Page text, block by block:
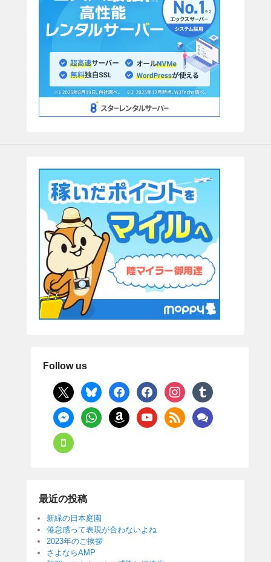
Follow us
x bluesky facebookfacebookinstagramtumblr
messengerwhatsappamazon youtube rss comments
mobile
最近の投稿
新緑の日本庭園
倦怠感って表現が合わないよね
2023年のご挨拶
さよならAMP